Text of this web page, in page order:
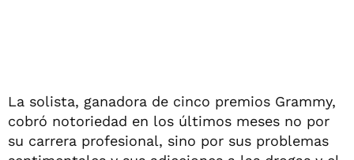
La solista, ganadora de cinco premios Grammy,
cobró notoriedad en los últimos meses no por
su carrera profesional, sino por sus problemas